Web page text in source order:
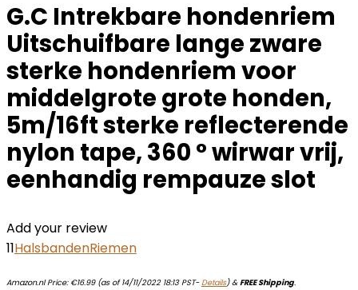
G.C Intrekbare hondenriem
Uitschuifbare lange zware
sterke hondenriem voor
middelgrote grote honden,
5m/16ft sterke reflecterende
nylon tape, 360 ° wirwar vrij,
eenhandig rempauze slot
Add your review
11HalsbandenRiemen
Amazon.nl Price: €16.99(as of 14/11/2022 18:13 PST-Details)&FREE Shipping.